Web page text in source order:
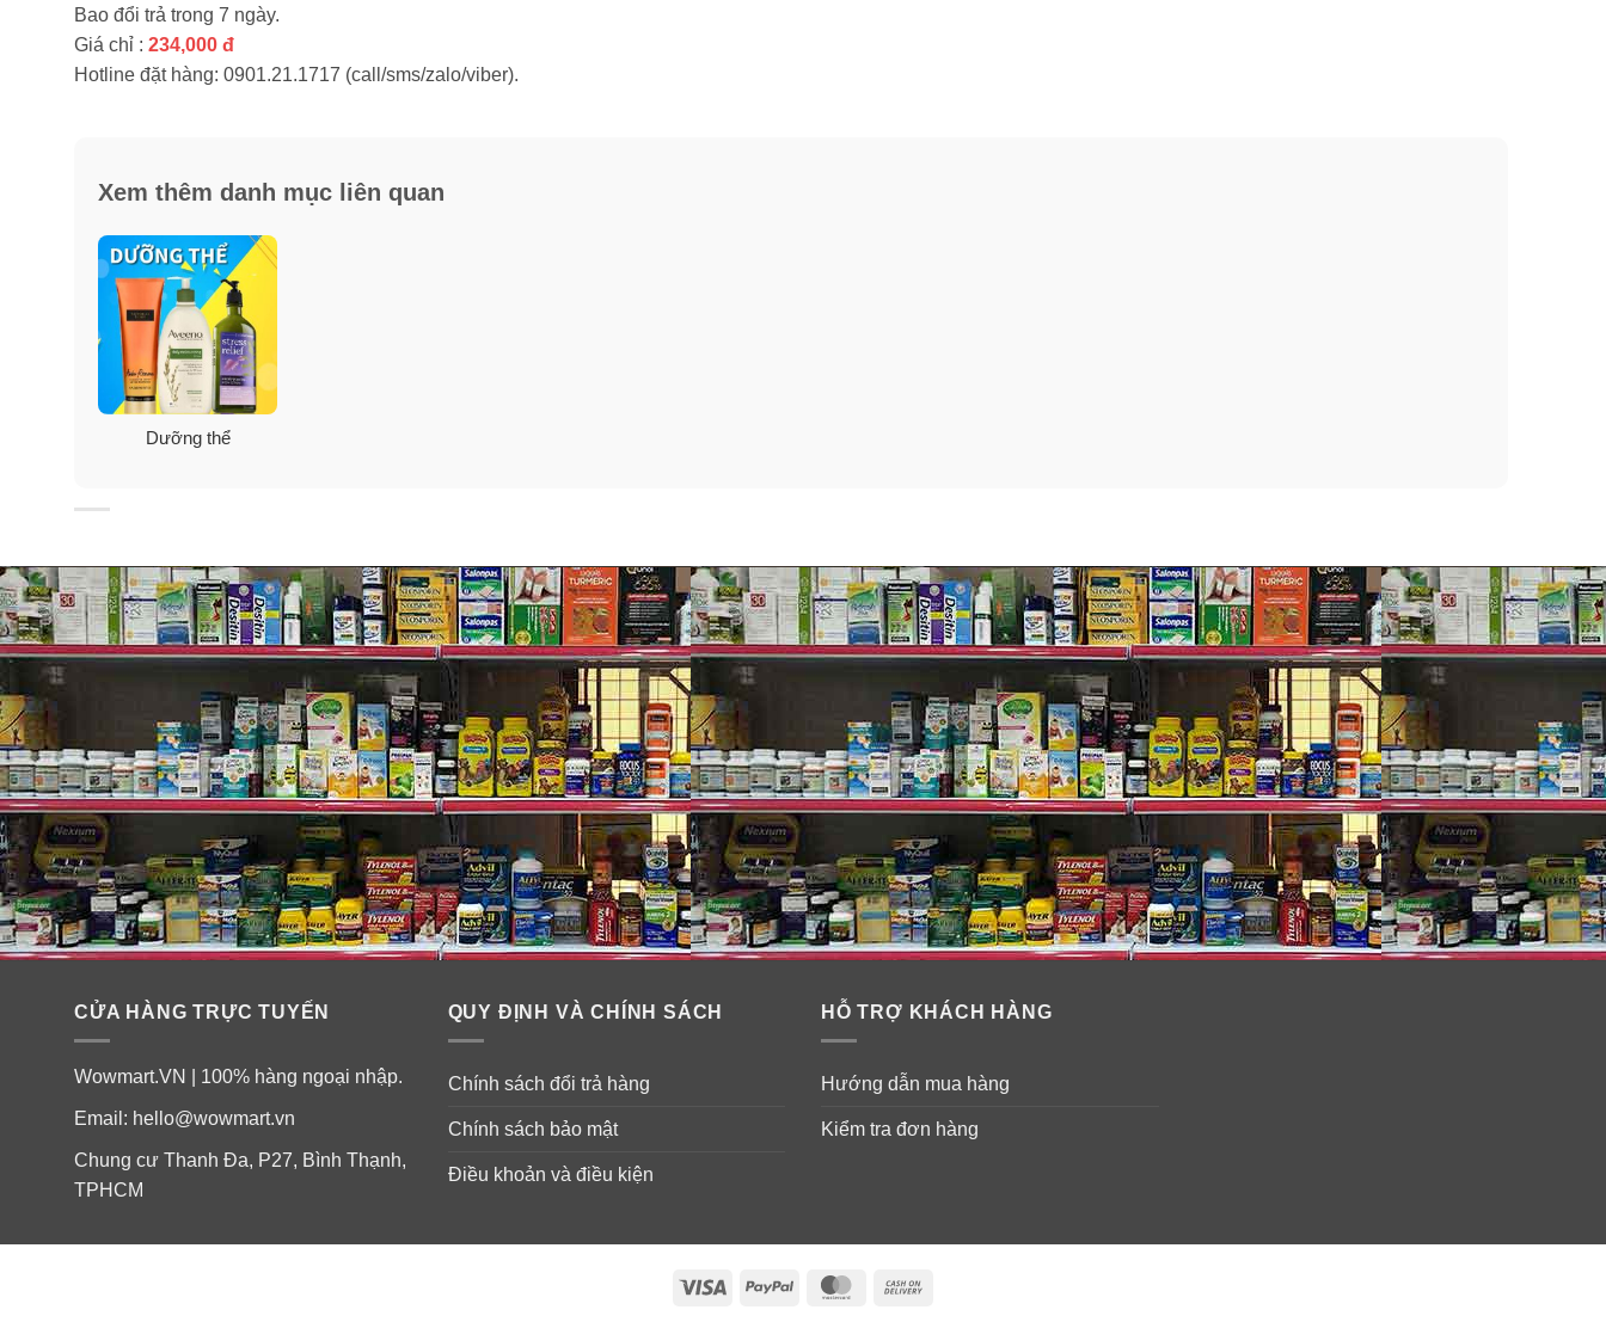
Bao đổi trả trong 7 ngày.
Giá chỉ : 234,000 đ
Hotline đặt hàng: 0901.21.1717 (call/sms/zalo/viber).
Xem thêm danh mục liên quan
Dưỡng thể
CỬA HÀNG TRỰC TUYẾN
Wowmart.VN | 100% hàng ngoại nhập.
Email: hello@wowmart.vn
Chung cư Thanh Đa, P27, Bình Thạnh,
TPHCM
QUY ĐỊNH VÀ CHÍNH SÁCH
Chính sách đổi trả hàng
Chính sách bảo mật
Điều khoản và điều kiện
HỖ TRỢ KHÁCH HÀNG
Hướng dẫn mua hàng
Kiểm tra đơn hàng
Visa PayPal MasterCard